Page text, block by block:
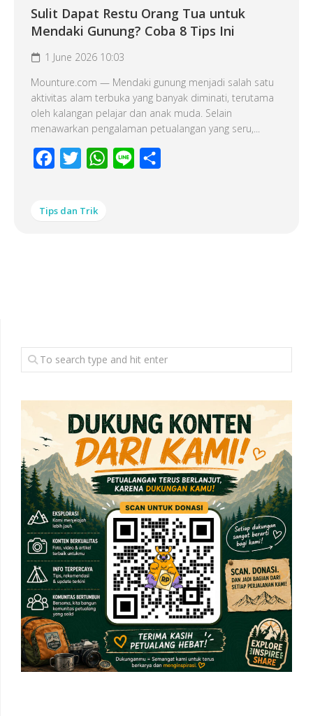
Sulit Dapat Restu Orang Tua untuk
Mendaki Gunung? Coba 8 Tips Ini
1 June 2026 10:03
Mounture.com — Mendaki gunung menjadi salah satu
aktivitas alam terbuka yang banyak diminati, terutama
oleh kalangan pelajar dan anak muda. Selain
menawarkan pengalaman petualangan yang seru,...
Facebook
Twitter WhatsApp
Line
Tips dan Trik